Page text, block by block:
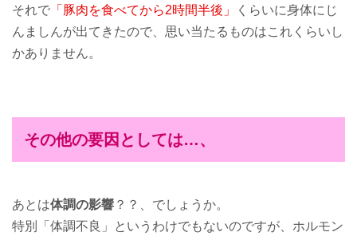
それで 「豚肉を食べてから2時間半後」
くらいに身体にじ
んましんが出てきたので、思い当たるものはこれくらいし
かありません。
その他の要因としては…、
あとは体調の影響 ？？、でしょうか。
特別「体調不良」というわけでもないのですが、ホルモン